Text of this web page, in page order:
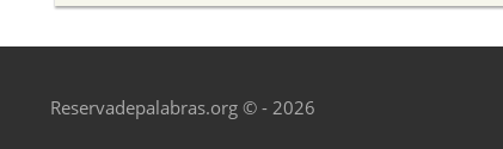
Reservadepalabras.org © - 2026